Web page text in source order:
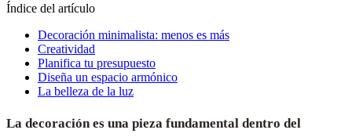
Índice del artículo
Decoración minimalista: menos es más
Creatividad
Planifica tu presupuesto
Diseña un espacio armónico
La belleza de la luz
La decoración es una pieza fundamental dentro del